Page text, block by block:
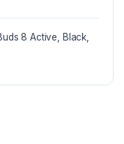
8 Active, Black,